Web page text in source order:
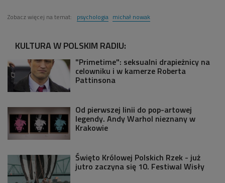
Zobacz więcej na temat: psychologia michał nowak
KULTURA W POLSKIM RADIU:
"Primetime": seksualni drapieżnicy na
celowniku i w kamerze Roberta
Pattinsona
Od pierwszej linii do pop-artowej
legendy. Andy Warhol nieznany w
Krakowie
Święto Królowej Polskich Rzek - już
jutro zaczyna się 10. Festiwal Wisły